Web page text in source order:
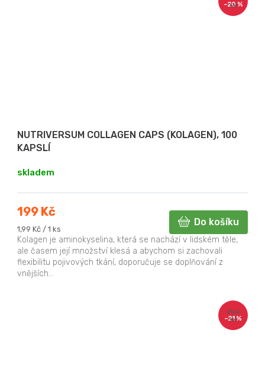
Kč
–20 %
NUTRIVERSUM COLLAGEN CAPS (KOLAGEN), 100
KAPSLÍ
skladem
199 Kč
Měrná
cena:
1,99 Kč / 1 ks
Do košíku
Kolagen je aminokyselina, která se nachází v lidském těle,
ale časem její množství klesá a abychom si zachovali
flexibilitu pojivových tkání, doporučuje se doplňování z
vnějších...
290
Kč
–21 %